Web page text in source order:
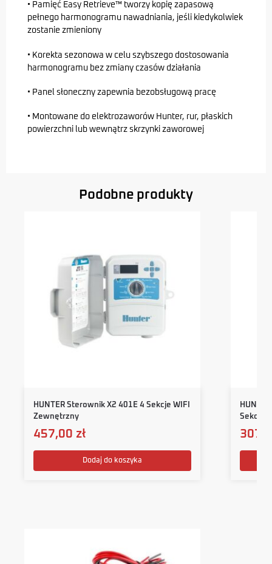
• Pamięć Easy Retrieve™ tworzy kopię zapasową
pełnego harmonogramu nawadniania, jeśli kiedykolwiek
zostanie zmieniony
• Korekta sezonowa w celu szybszego dostosowania
harmonogramu bez zmiany czasów działania
• Panel słoneczny zapewnia bezobsługową pracę
• Montowane do elektrozaworów Hunter, rur, płaskich
powierzchni lub wewnątrz skrzynki zaworowej
Podobne produkty
HUNTER Sterownik X2 401E 4 Sekcje WIFI
Zewnętrzny
457,00 zł
Dodaj do koszyka
Sekcje